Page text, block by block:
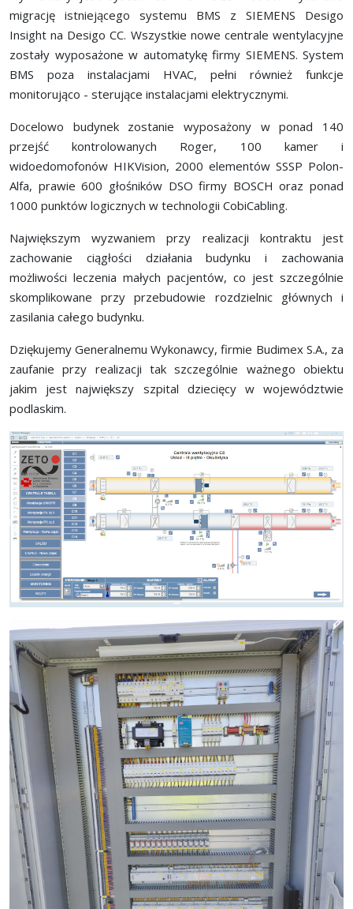
migrację istniejącego systemu BMS z SIEMENS Desigo
Insight na Desigo CC. Wszystkie nowe centrale wentylacyjne
zostały wyposażone w automatykę firmy SIEMENS. System
BMS poza instalacjami HVAC, pełni również funkcje
monitorująco - sterujące instalacjami elektrycznymi.
Docelowo budynek zostanie wyposażony w ponad 140
przejść kontrolowanych Roger, 100 kamer i
widoedomofonów HIKVision, 2000 elementów SSSP Polon-
Alfa, prawie 600 głośników DSO firmy BOSCH oraz ponad
1000 punktów logicznych w technologii CobiCabling.
Największym wyzwaniem przy realizacji kontraktu jest
zachowanie ciągłości działania budynku i zachowania
możliwości leczenia małych pacjentów, co jest szczególnie
skomplikowane przy przebudowie rozdzielnic głównych i
zasilania całego budynku.
Dziękujemy Generalnemu Wykonawcy, firmie Budimex S.A., za
zaufanie przy realizacji tak szczególnie ważnego obiektu
jakim jest największy szpital dziecięcy w województwie
podlaskim.